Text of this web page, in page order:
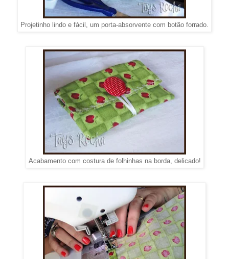
Projetinho lindo e fácil, um porta-absorvente com botão forrado.
Acabamento com costura de folhinhas na borda, delicado!